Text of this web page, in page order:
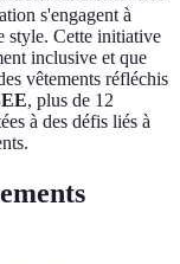
s'engagent à
style. Cette initiative
inclusive et que
vêtements réfléchis
, plus de 12
à des défis liés à